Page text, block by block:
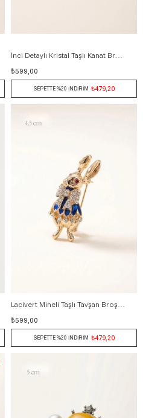
İnci Detaylı Kristal Taşlı Kanat Broş 5 cm MOR
₺599,00
SEPETTE %20 İNDİRİM ₺479,20
₺599,00
SEPETTE %20 İNDİRİM ₺479,20